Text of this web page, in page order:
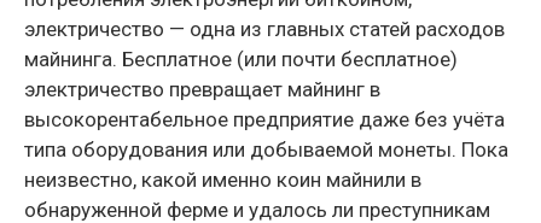
электричество — одна из главных статей расходов
майнинга. Бесплатное (или почти бесплатное)
электричество превращает майнинг в
высокорентабельное предприятие даже без учёта
типа оборудования или добываемой монеты. Пока
неизвестно, какой именно коин майнили в
обнаруженной ферме и удалось ли преступникам